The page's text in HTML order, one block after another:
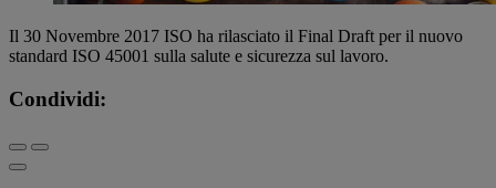
Il 30 Novembre 2017 ISO ha rilasciato il Final Draft per il nuovo
standard ISO 45001 sulla salute e sicurezza sul lavoro.
Condividi: